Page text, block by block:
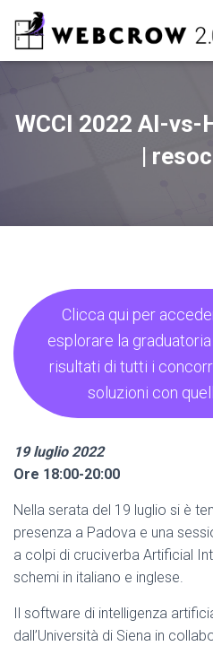
WCCI 2022 AI-vs-
|
Clicca qui per
esplorare la
risultati di tutti i
soluzioni con
19 luglio 2022
Ore 18:00-20:00
Nella serata del 19 luglio si è
presenza a Padova e una
a colpi di cruciverba Artificial
schemi in italiano e inglese.
Il software di intelligenza
dall’Università di Siena in